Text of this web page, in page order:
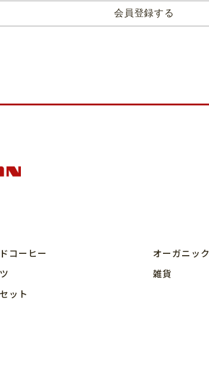
会員登録する
コーヒー
オーガニック
雑貨
ット